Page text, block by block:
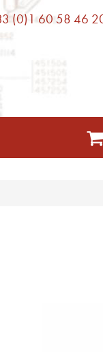
(0)1 60 58 46